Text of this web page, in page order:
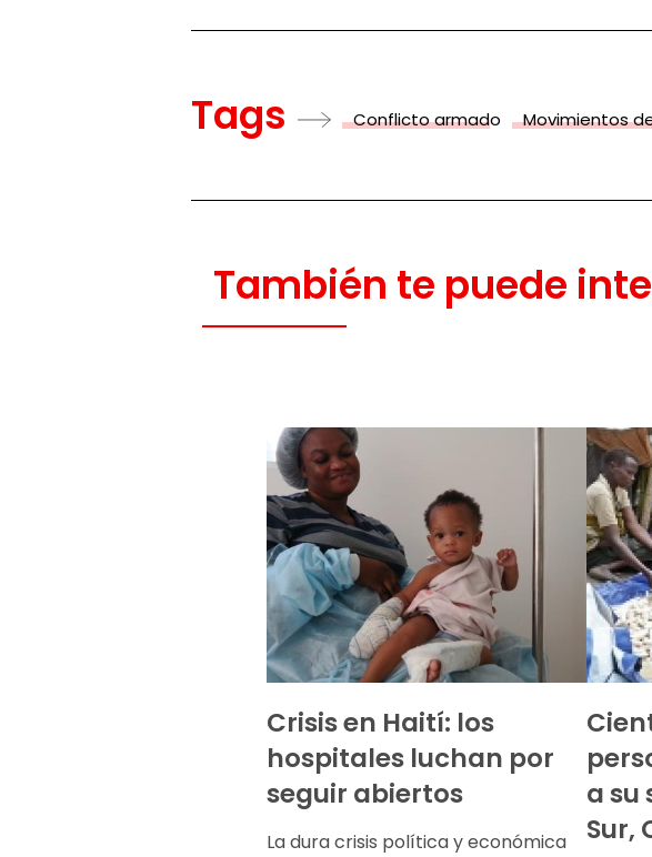
Tags Conflicto armado Movimientos
También te puede
Crisis en Haití: los
hospitales luchan por
seguir abiertos
La dura crisis política y económica
a su
Sur,